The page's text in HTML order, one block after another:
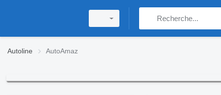
Autoline AutoAmaz